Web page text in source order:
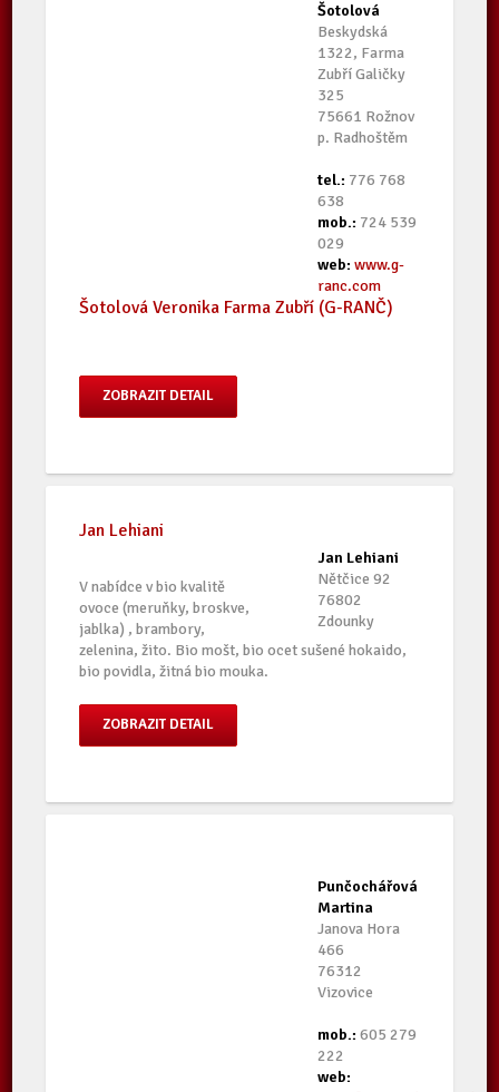
Šotolová
Beskydská
1322, Farma
Zubří Galičky
325
75661 Rožnov
p. Radhoštěm
tel.: 776 768
638
mob.: 724 539
029
web: www.g-
ranc.com
Šotolová Veronika Farma Zubří (G-RANČ)
ZOBRAZIT DETAIL
Jan Lehiani
Nětčice 92
76802
Zdounky
Jan Lehiani
V nabídce v bio kvalitě
ovoce (meruňky, broskve,
jablka) , brambory,
zelenina, žito. Bio mošt, bio ocet sušené hokaido,
bio povidla, žitná bio mouka.
ZOBRAZIT DETAIL
Punčochářová
Martina
Janova Hora
466
76312
Vizovice
mob.: 605 279
222
web: